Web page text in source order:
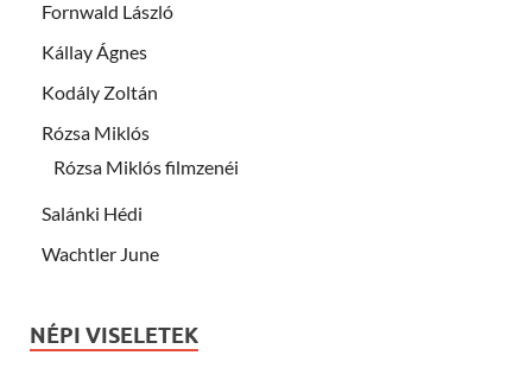
Fornwald László
Kállay Ágnes
Kodály Zoltán
Rózsa Miklós
Rózsa Miklós filmzenéi
Salánki Hédi
Wachtler June
NÉPI VISELETEK